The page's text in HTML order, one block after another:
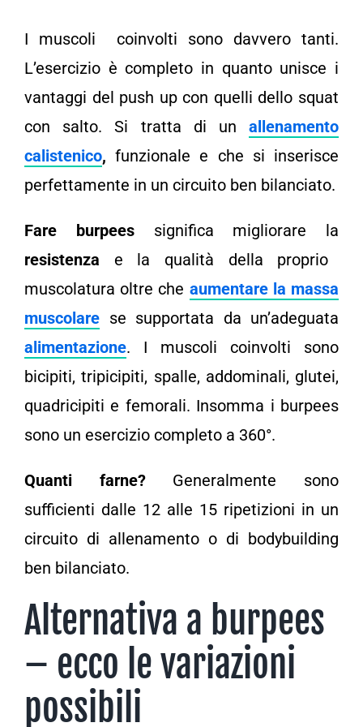
I muscoli coinvolti sono davvero tanti.
L’esercizio è completo in quanto unisce i
vantaggi del push up con quelli dello squat
con salto. Si tratta di un allenamento
calistenico,funzionale e che si inserisce
perfettamente in un circuito ben bilanciato.
Fare burpeessignifica migliorare la
resistenza e la qualità della proprio
muscolatura oltre che aumentare la massa
muscolare se supportata da un’adeguata
alimentazione. I muscoli coinvolti sono
bicipiti, tripicipiti, spalle, addominali, glutei,
quadricipiti e femorali. Insomma i burpees
sono un esercizio completo a 360°.
Quanti farne? Generalmente sono
sufficienti dalle 12 alle 15 ripetizioni in un
circuito di allenamento o di bodybuilding
ben bilanciato.
Alternativa a burpees
– ecco le variazioni
possibili